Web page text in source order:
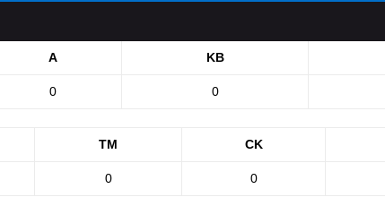
A KB
0 0
TM CK
0 0